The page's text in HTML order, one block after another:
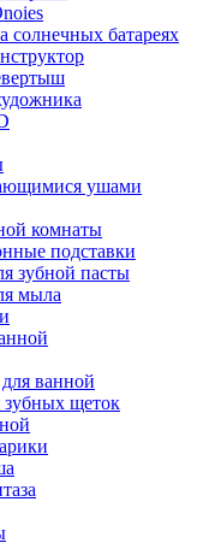
солнечных батареях
ушами
комнаты
подставки
зубной пасты
мыла
ванной
зубных щеток